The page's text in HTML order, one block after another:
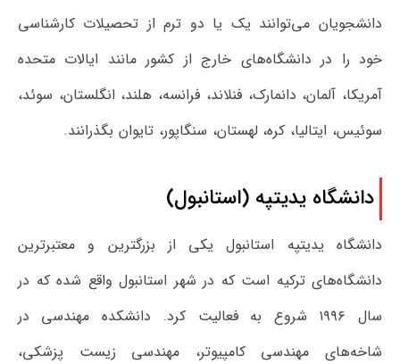
دانشجویان می‌توانند یک یا دو ترم از تحصیلات کارشناسی
خود را در دانشگاه‌های خارج از کشور مانند ایالات متحده
آمریکا، آلمان، دانمارک، فنلاند، فرانسه، هلند، انگلستان، سوئد،
سوئیس، ایتالیا، کره، لهستان، سنگاپور، تایوان بگذرانند.
دانشگاه یدیتپه (استانبول)
دانشگاه یدیتپه استانبول یکی از بزرگترین و معتبرترین
دانشگاه‌های ترکیه است که در شهر استانبول واقع شده که در
سال ۱۹۹۶ شروع به فعالیت کرد. دانشکده مهندسی در
شاخه‌های مهندسی کامپیوتر، مهندسی زیست پزشکی،